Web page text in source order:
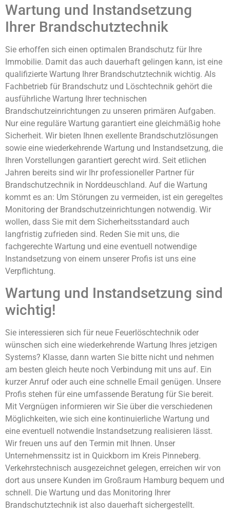
Wartung und Instandsetzung
Ihrer Brandschutztechnik
Sie erhoffen sich einen optimalen Brandschutz für Ihre
Immobilie. Damit das auch dauerhaft gelingen kann, ist eine
qualifizierte Wartung Ihrer Brandschutztechnik wichtig. Als
Fachbetrieb für Brandschutz und Löschtechnik gehört die
ausführliche Wartung Ihrer technischen
Brandschutzeinrichtungen zu unseren primären Aufgaben.
Nur eine reguläre Wartung garantiert eine gleichmäßig hohe
Sicherheit. Wir bieten Ihnen exellente Brandschutzlösungen
sowie eine wiederkehrende Wartung und Instandsetzung, die
Ihren Vorstellungen garantiert gerecht wird. Seit etlichen
Jahren bereits sind wir Ihr professioneller Partner für
Brandschutzechnik in Norddeuschland. Auf die Wartung
kommt es an: Um Störungen zu vermeiden, ist ein geregeltes
Monitoring der Brandschutzeinrichtungen notwendig. Wir
wollen, dass Sie mit dem Sicherheitsstandard auch
langfristig zufrieden sind. Reden Sie mit uns, die
fachgerechte Wartung und eine eventuell notwendige
Instandsetzung von einem unserer Profis ist uns eine
Verpflichtung.
Wartung und Instandsetzung sind
wichtig!
Sie interessieren sich für neue Feuerlöschtechnik oder
wünschen sich eine wiederkehrende Wartung Ihres jetzigen
Systems? Klasse, dann warten Sie bitte nicht und nehmen
am besten gleich heute noch Verbindung mit uns auf. Ein
kurzer Anruf oder auch eine schnelle Email genügen. Unsere
Profis stehen für eine umfassende Beratung für Sie bereit.
Mit Vergnügen informieren wir Sie über die verschiedenen
Möglichkeiten, wie sich eine kontinuierliche Wartung und
eine eventuell notwendie Instandsetzung realisieren lässt.
Wir freuen uns auf den Termin mit Ihnen. Unser
Unternehmenssitz ist in Quickborn im Kreis Pinneberg.
Verkehrstechnisch ausgezeichnet gelegen, erreichen wir von
dort aus unsere Kunden im Großraum Hamburg bequem und
schnell. Die Wartung und das Monitoring Ihrer
Brandschutztechnik ist also dauerhaft sichergestellt.